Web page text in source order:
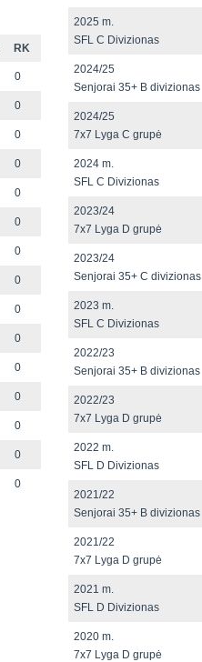
RK
0
0
0
0
0
0
0
0
0
0
0
0
0
0
0
2025 m.
SFL C Divizionas
2024/25
Senjorai 35+ B divizionas
2024/25
7x7 Lyga C grupė
2024 m.
SFL C Divizionas
2023/24
7x7 Lyga D grupė
2023/24
Senjorai 35+ C divizionas
2023 m.
SFL C Divizionas
2022/23
Senjorai 35+ B divizionas
2022/23
7x7 Lyga D grupė
2022 m.
SFL D Divizionas
2021/22
Senjorai 35+ B divizionas
2021/22
7x7 Lyga D grupė
2021 m.
SFL D Divizionas
2020 m.
7x7 Lyga D grupė